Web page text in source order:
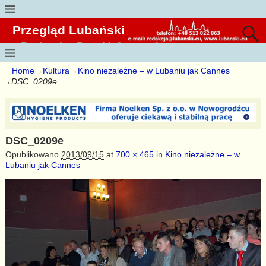
Przegląd Lubański
Regionalny Portal Informacyjny
Home→ Kultura→ Kino niezależne – w Lubaniu jak Cannes
→DSC_0209e
DSC_0209e
Opublikowano 2013/09/15at 700 × 465in Kino niezależne – w
Lubaniu jak Cannes